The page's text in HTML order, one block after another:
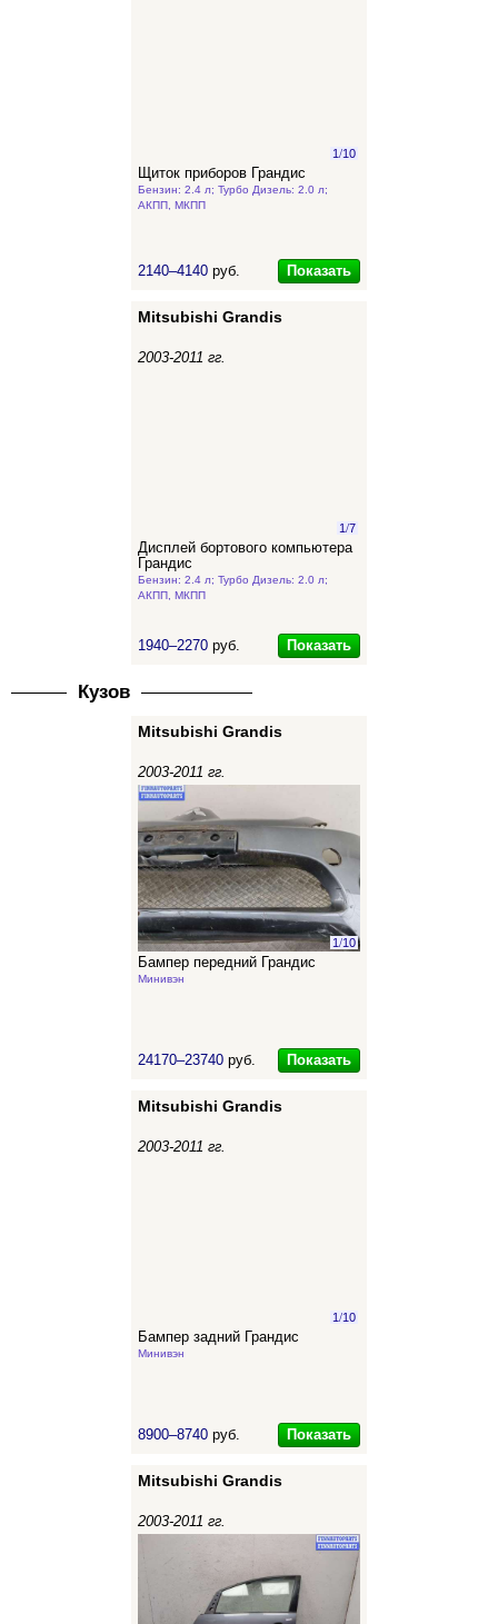
1/10
Щиток приборов Грандис
Бензин: 2.4 л; Турбо Дизель: 2.0 л;
АКПП, МКПП
2140–4140 руб. Показать
Mitsubishi Grandis
2003-2011 гг.
1/7
Дисплей бортового компьютера
Грандис
Бензин: 2.4 л; Турбо Дизель: 2.0 л;
АКПП, МКПП
1940–2270 руб. Показать
Кузов
Mitsubishi Grandis
2003-2011 гг.
1/10
Бампер передний Грандис
Минивэн
24170–23740 руб. Показать
Mitsubishi Grandis
2003-2011 гг.
1/10
Бампер задний Грандис
Минивэн
8900–8740 руб. Показать
Mitsubishi Grandis
2003-2011 гг.